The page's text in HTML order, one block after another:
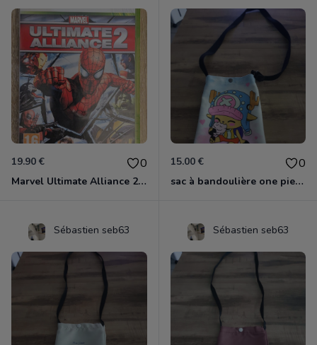
19.90 € 0
Marvel Ultimate Alliance 2 Xbox 360
15.00 € 0
sac à bandoulière one piece chopper
Sébastien seb63 Sébastien seb63